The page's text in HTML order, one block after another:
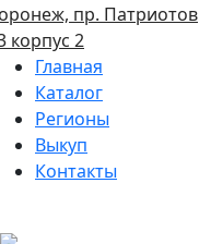
пр. Патриотов
корпус 2
Главная
Каталог
Регионы
Выкуп
Контакты